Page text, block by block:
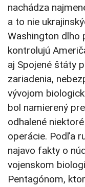
nachádza
a to nie
Washington dlho
kontrolujú
aj Spojené štáty
zariadenia,
vývojom
bol namierený
odhalené
operácie. Podľa
najavo fakty o
vojenskom
Pentagónom,